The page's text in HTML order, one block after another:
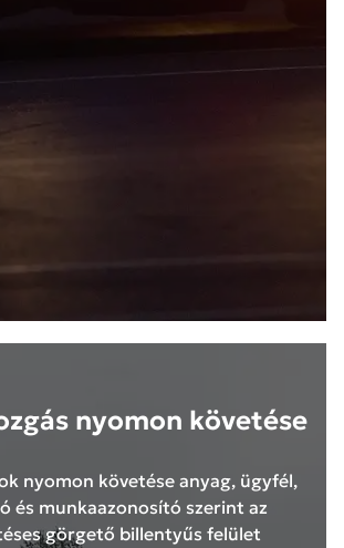
nyomon követése
nyomon követése anyag, ügyfél,
és munkaazonosító szerint az
görgető billentyűs felület